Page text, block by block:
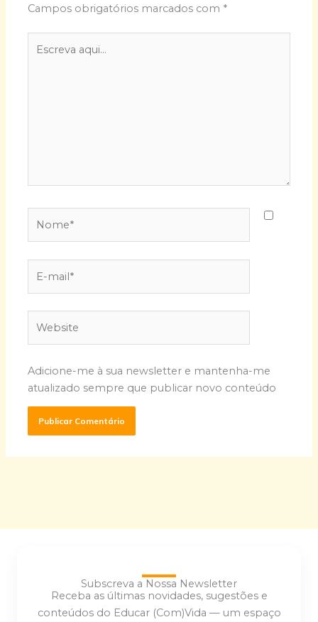
Campos obrigatórios marcados com *
aqui...
mail*
Adicione-me à sua newsletter e mantenha-me
atualizado sempre que publicar novo conteúdo
Subscreva a Nossa Newsletter
Receba as últimas novidades, sugestões e
conteúdos do Educar (Com)Vida — um espaço